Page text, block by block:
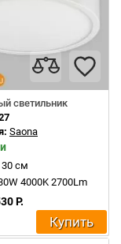
светильник
Saona
30 см
4000K 2700Lm
Р.
Купить